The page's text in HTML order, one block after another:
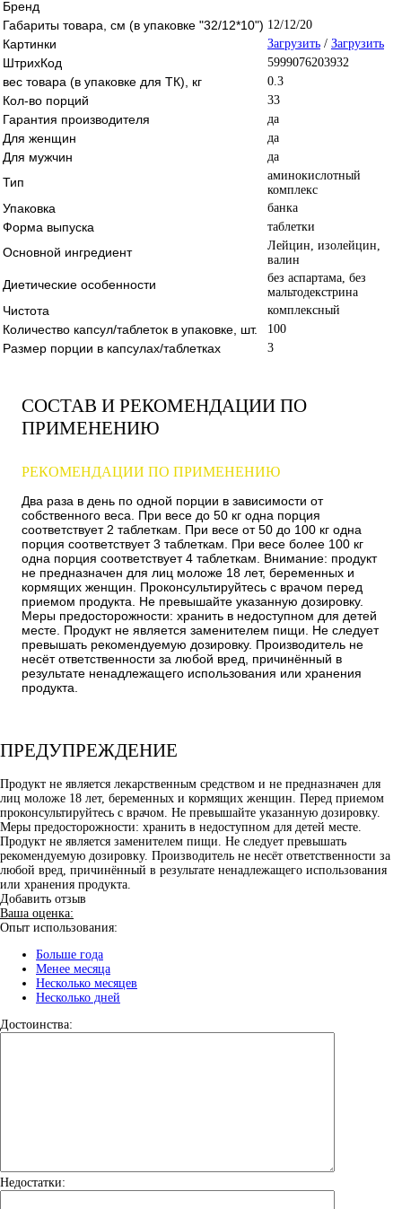
Бренд
Габариты товара, см (в упаковке "32/12*10") 12/12/20
Картинки Загрузить / Загрузить
ШтрихКод 5999076203932
вес товара (в упаковке для ТК), кг 0.3
Кол-во порций 33
Гарантия производителя да
Для женщин да
Для мужчин да
Тип
аминокислотный
комплекс
Упаковка банка
Форма выпуска таблетки
Основной ингредиент
Лейцин, изолейцин,
валин
Диетические особенности
без аспартама, без
мальтодекстрина
Чистота комплексный
Количество капсул/таблеток в упаковке, шт. 100
Размер порции в капсулах/таблетках 3
СОСТАВ И РЕКОМЕНДАЦИИ ПО
ПРИМЕНЕНИЮ
РЕКОМЕНДАЦИИ ПО ПРИМЕНЕНИЮ
Два раза в день по одной порции в зависимости от
собственного веса. При весе до 50 кг одна порция
соответствует 2 таблеткам. При весе от 50 до 100 кг одна
порция соответствует 3 таблеткам. При весе более 100 кг
одна порция соответствует 4 таблеткам. Внимание: продукт
не предназначен для лиц моложе 18 лет, беременных и
кормящих женщин. Проконсультируйтесь с врачом перед
приемом продукта. Не превышайте указанную дозировку.
Меры предосторожности: хранить в недоступном для детей
месте. Продукт не является заменителем пищи. Не следует
превышать рекомендуемую дозировку. Производитель не
несёт ответственности за любой вред, причинённый в
результате ненадлежащего использования или хранения
продукта.
ПРЕДУПРЕЖДЕНИЕ
Продукт не является лекарственным средством и не предназначен для
лиц моложе 18 лет, беременных и кормящих женщин. Перед приемом
проконсультируйтесь с врачом. Не превышайте указанную дозировку.
Меры предосторожности: хранить в недоступном для детей месте.
Продукт не является заменителем пищи. Не следует превышать
рекомендуемую дозировку. Производитель не несёт ответственности за
любой вред, причинённый в результате ненадлежащего использования
или хранения продукта.
Добавить отзыв
Ваша оценка:
Опыт использования:
Больше года
Менее месяца
Несколько месяцев
Несколько дней
Достоинства:
Недостатки: